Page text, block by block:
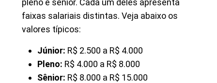
pleno e sênior. Cada um deles apresenta
faixas salariais distintas. Veja abaixo os
valores típicos:
Júnior: R$ 2.500 a R$ 4.000
Pleno: R$ 4.000 a R$ 8.000
Sênior: R$ 8.000 a R$ 15.000